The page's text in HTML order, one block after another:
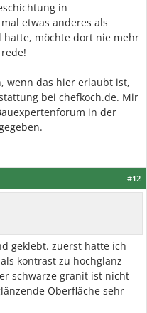
in
etwas anderes als
hatte, möchte dort nie mehr
wenn das hier erlaubt ist,
bei chefkoch.de. Mir
in der
#12
geklebt. zuerst hatte ich
kontrast zu hochglanz
schwarze granit ist nicht
Oberfläche sehr